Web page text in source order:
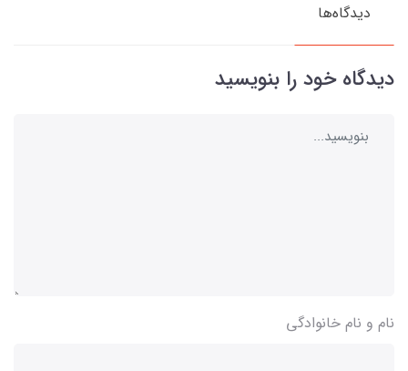
دیدگاه‌ها
دیدگاه خود را بنویسید
نام و نام خانوادگی